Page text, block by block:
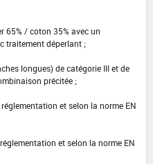
65% / coton 35% avec un
traitement déperlant ;
longues) de catégorie III et de
précitée ;
et selon la norme EN
et selon la norme EN